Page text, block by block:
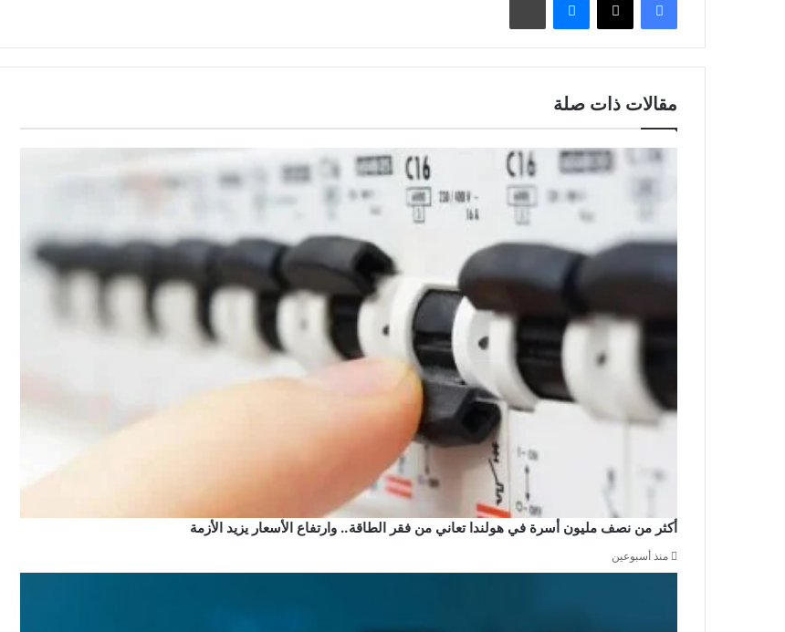
مقالات ذات صلة
أكثر من نصف مليون أسرة في هولندا تعاني من فقر الطاقة.. وارتفاع الأسعار يزيد الأزمة
منذ أسبوعين